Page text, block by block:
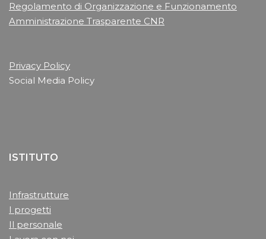
Regolamento di Organizzazione e Funzionamento
Amministrazione Trasparente CNR
Privacy Policy
Social Media Policy
ISTITUTO
Infrastrutture
I progetti
Il personale